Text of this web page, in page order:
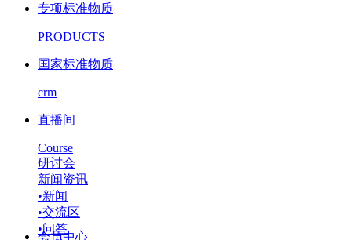
专项标准物质
PRODUCTS
国家标准物质
crm
直播间
Course
研讨会
新闻资讯
•新闻
•交流区
•问答
会员中心